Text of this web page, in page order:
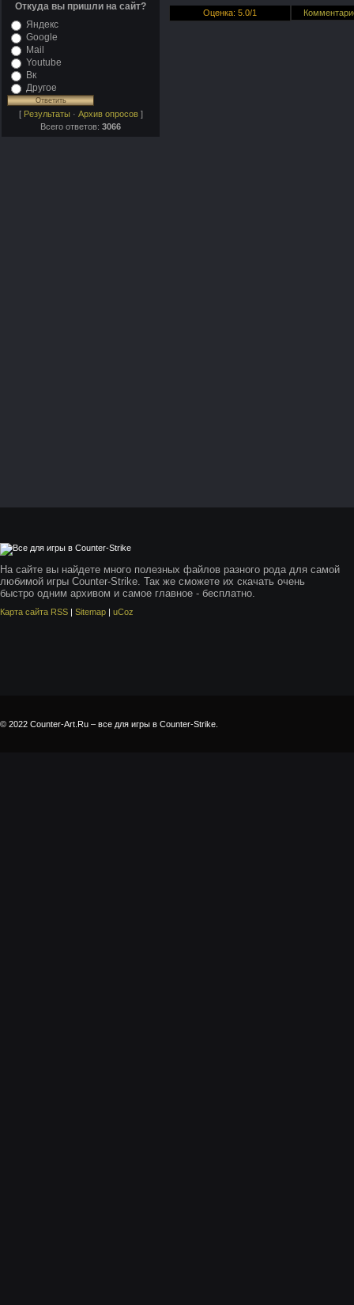
Откуда вы пришли на сайт?
Яндекс
Google
Mail
Youtube
Вк
Другое
[ Результаты · Архив опросов]
Всего ответов: 3066
Оценка: 5.0/1
На сайте вы найдете много полезных файлов разного рода для самой
любимой игры Counter-Strike. Так же сможете их скачать очень
быстро одним архивом и самое главное - бесплатно.
Карта сайта RSS | Sitemap | uCoz
© 2022 Counter-Art.Ru – все для игры в Counter-Strike.